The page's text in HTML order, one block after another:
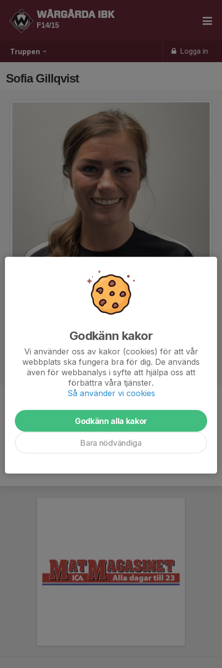
Truppen Logga in
WÅRGÅRDA IBK
F14/15
Sofia Gillqvist
Ålder
40 år
Godkänn kakor
Vi använder oss av kakor (cookies) för att vår
webbplats ska fungera bra för dig. De används
även för webbanalys i syfte att hjälpa oss att
förbättra våra tjänster.
Så använder vi cookies
Godkänn alla kakor
Bara nödvändiga